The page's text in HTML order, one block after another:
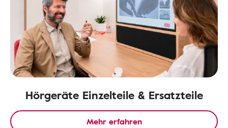
Hörgeräte Einzelteile & Ersatzteile
Mehr erfahren